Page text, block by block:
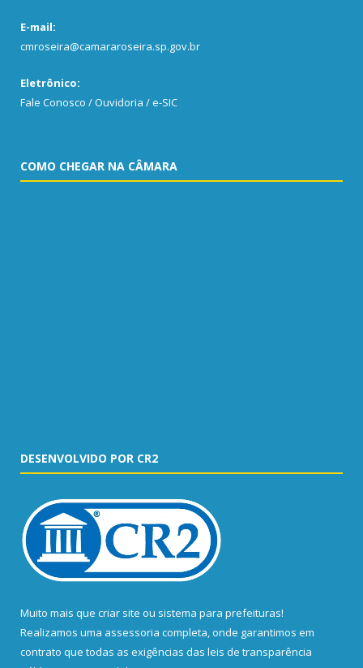
E-mail:
cmroseira@camararoseira.sp.gov.br
Eletrônico:
Fale Conosco / Ouvidoria / e-SIC
COMO CHEGAR NA CÂMARA
DESENVOLVIDO POR CR2
Muito mais que criar site ou sistema para prefeituras!
Realizamos uma assessoria completa, onde garantimos em
contrato que todas as exigências das leis de transparência